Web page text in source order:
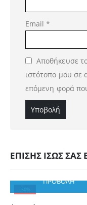
Email*
Αποθήκευσε
ιστότοπο μου σε
επόμενη φορά
ΕΠΙΣΗΣ ΙΣΩΣ
ΠΡΟΒΟΛΗ